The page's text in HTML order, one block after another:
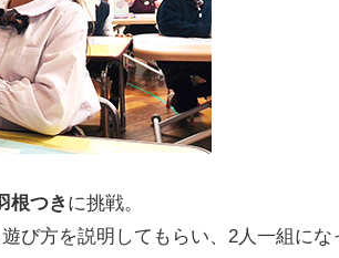
根つき に挑戦。
び方を説明してもらい、2人一組にな